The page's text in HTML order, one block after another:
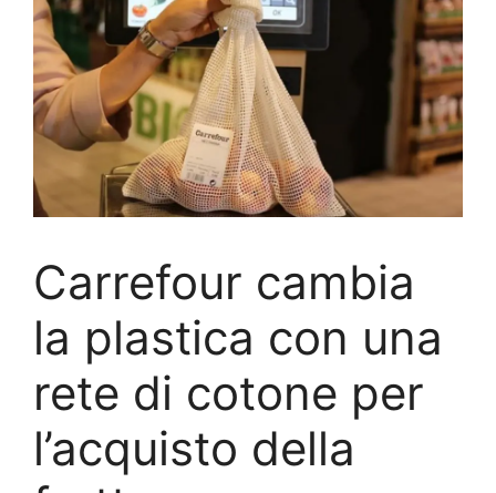
Carrefour cambia
la plastica con una
rete di cotone per
l’acquisto della